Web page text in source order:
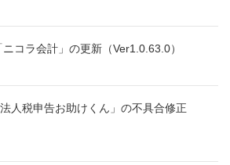
ニコラ会計」の更新（Ver1.0.63.0）
人税申告お助けくん」の不具合修正